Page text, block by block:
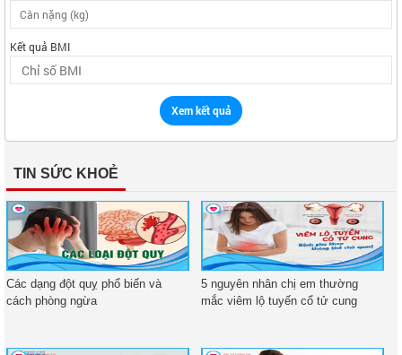
Kết quả BMI
Xem kết quả
TIN SỨC KHOẺ
Các dạng đột quỵ phổ biến và
cách phòng ngừa
5 nguyên nhân chị em thường
mắc viêm lộ tuyến cổ tử cung